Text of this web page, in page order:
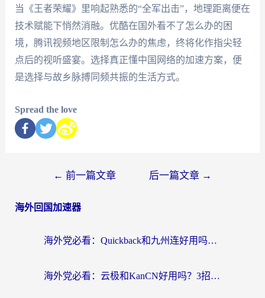
当《王者荣耀》里响起熟悉的“全军出击”，地理距离便在
技术赋能下悄然消融。优酷在国外看不了怎么办的困
境，腾讯视频地区限制怎么办的焦虑，终将化作指尖轻
点后的视听盛宴。选择真正懂中国网络的加速方案，便
是选择与故乡脉搏同频共振的生活方式。
Spread the love
← 前一篇文章 后一篇文章 →
海外回国加速器
海外党必看：Quickback和九州连好用吗？3步选对回国加速器实现无缝刷国内资源
海外党必看：云极和KanCN好用吗？3招教你选对回国加速器（附免费VPN避坑指南）